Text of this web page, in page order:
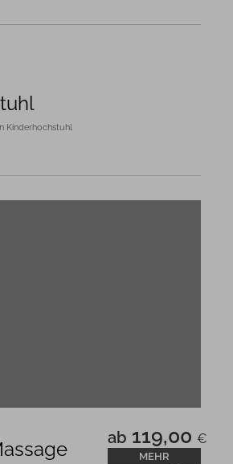
Kinderhochstuhl
ab 119,00 €
MEHR